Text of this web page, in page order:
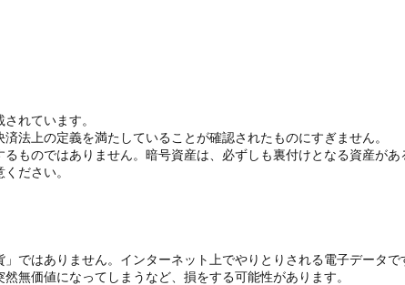
れています。
法上の定義を満たしていることが確認されたものにすぎません。
ものではありません。暗号資産は、必ずしも裏付けとなる資産があ
ださい。
ではありません。インターネット上でやりとりされる電子データで
無価値になってしまうなど、損をする可能性があります。